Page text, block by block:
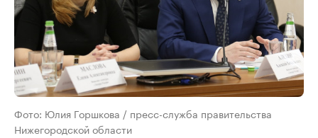
Фото: Юлия Горшкова / пресс-служба правительства
Нижегородской области